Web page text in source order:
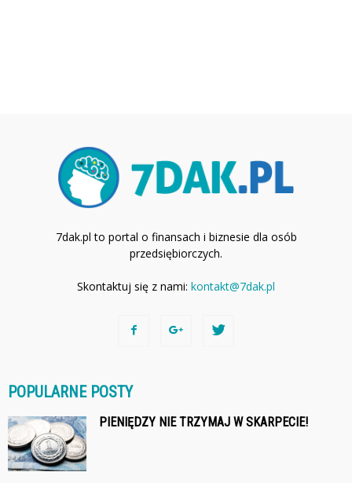
7dak.pl to portal o finansach i biznesie dla osób
przedsiębiorczych.
Skontaktuj się z nami: kontakt@7dak.pl
POPULARNE POSTY
PIENIĘDZY NIE TRZYMAJ W SKARPECIE!